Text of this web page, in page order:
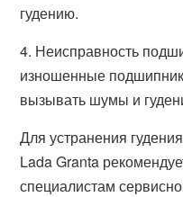
гудению.
4. Неисправность
изношенные
вызывать шумы и
Для устранения
Lada Granta
специалистам